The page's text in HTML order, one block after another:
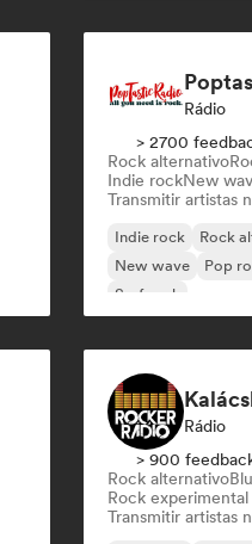
Rádio
> 2700
Rock alternativo
Indie rockNew
Transmitir artistas
Indie rock Rock
New wave
Pop
Surf rock
Rádio
> 900
Rock alternativo
Rock experimental
Transmitir artistas